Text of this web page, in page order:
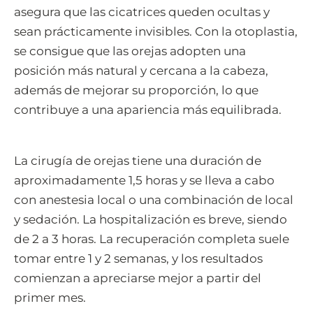
asegura que las cicatrices queden ocultas y
sean prácticamente invisibles. Con la otoplastia,
se consigue que las orejas adopten una
posición más natural y cercana a la cabeza,
además de mejorar su proporción, lo que
contribuye a una apariencia más equilibrada.
La cirugía de orejas tiene una duración de
aproximadamente 1,5 horas y se lleva a cabo
con anestesia local o una combinación de local
y sedación. La hospitalización es breve, siendo
de 2 a 3 horas. La recuperación completa suele
tomar entre 1 y 2 semanas, y los resultados
comienzan a apreciarse mejor a partir del
primer mes.